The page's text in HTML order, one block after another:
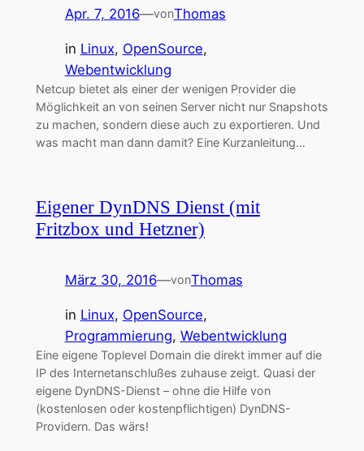
Apr. 7, 2016—vonThomas
in Linux, OpenSource
Webentwicklung
Netcup bietet als einer der wenigen Provider die
Möglichkeit an von seinen Server nicht nur Snapshots
zu machen, sondern diese auch zu exportieren. Und
was macht man dann damit? Eine Kurzanleitung…
Eigener DynDNS Dienst (mit
Fritzbox und Hetzner)
März 30, 2016—vonThomas
in Linux, OpenSource
Programmierung, Webentwicklung
Eine eigene Toplevel Domain die direkt immer auf die
IP des Internetanschlußes zuhause zeigt. Quasi der
eigene DynDNS-Dienst – ohne die Hilfe von
(kostenlosen oder kostenpflichtigen) DynDNS-
Providern. Das wärs!